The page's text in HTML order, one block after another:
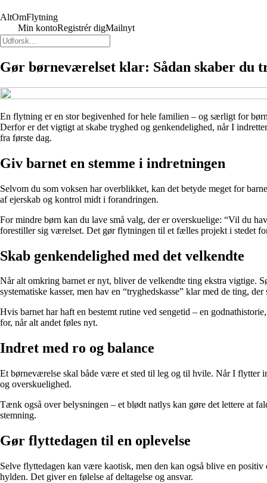
AltOmFlytning
Min kontoRegistrér digMailnyt
Gør børneværelset klar: Sådan skaber du
En flytning er en stor begivenhed for hele familien – og særligt for
Derfor er det vigtigt at skabe tryghed og genkendelighed, når I
fra første dag.
Giv barnet en stemme i indretningen
Selvom du som voksen har overblikket, kan det betyde meget for
af ejerskab og kontrol midt i forandringen.
For mindre børn kan du lave små valg, der er overskuelige: “Vil du
forestiller sig værelset. Det gør flytningen til et fælles projekt i stedet
Skab genkendelighed med det velkendte
Når alt omkring barnet er nyt, bliver de velkendte ting ekstra vigtige.
systematiske kasser, men hav en “tryghedskasse” klar med de ting,
Hvis barnet har haft en bestemt rutine ved sengetid – en
for, når alt andet føles nyt.
Indret med ro og balance
Et børneværelse skal både være et sted til leg og til hvile. Når I flytter
og overskuelighed.
Tænk også over belysningen – et blødt natlys kan gøre det lettere at
stemning.
Gør flyttedagen til en oplevelse
Selve flyttedagen kan være kaotisk, men den kan også blive en
hylden. Det giver en følelse af deltagelse og ansvar.